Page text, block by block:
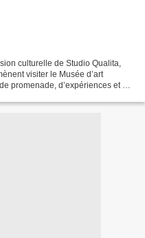
culturelle de Studio Qualita,
visiter le Musée d’art
promenade, d’expériences et de